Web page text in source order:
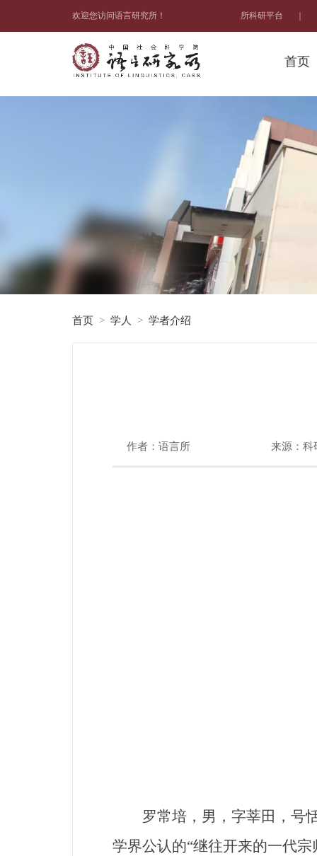
欢迎您访问语言研究所！ 所科研平台
首页
首页 > 学人 > 学者介绍
作者：语言所 来源：科
罗常培，男，字莘田，号恬
学界公认的“继往开来的一代宗